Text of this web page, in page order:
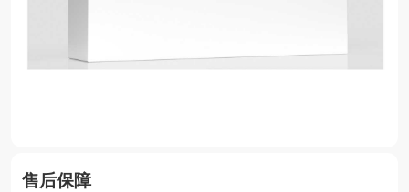
售后保障